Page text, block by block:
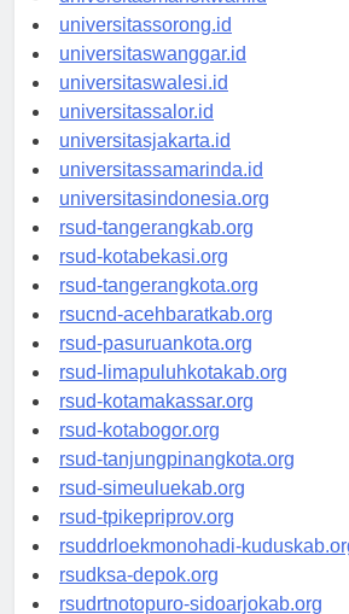
universitasmanokwari.id
universitassorong.id
universitaswanggar.id
universitaswalesi.id
universitassalor.id
universitasjakarta.id
universitassamarinda.id
universitasindonesia.org
rsud-tangerangkab.org
rsud-kotabekasi.org
rsud-tangerangkota.org
rsucnd-acehbaratkab.org
rsud-pasuruankota.org
rsud-limapuluhkotakab.org
rsud-kotamakassar.org
rsud-kotabogor.org
rsud-tanjungpinangkota.org
rsud-simeuluekab.org
rsud-tpikepriprov.org
rsuddrloekmonohadi-kuduskab.org
rsudksa-depok.org